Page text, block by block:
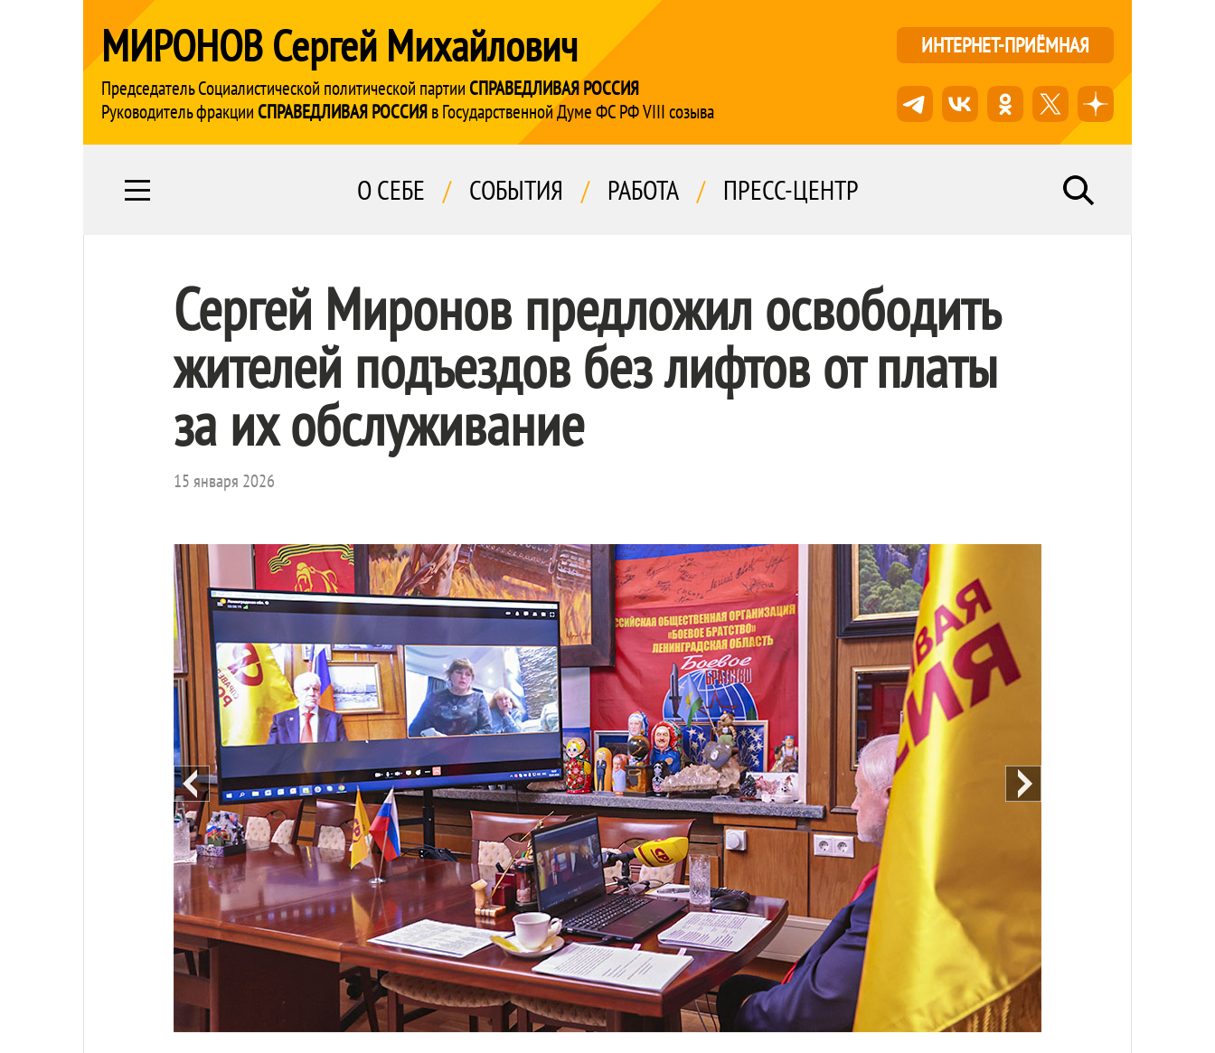
МИРОНОВ Сергей Михайлович
Председатель Социалистической политической партии СПРАВЕДЛИВАЯ РОССИЯ
Руководитель фракции СПРАВЕДЛИВАЯ РОССИЯв Государственной Думе ФС РФ VIII созыва
ИНТЕРНЕТ-ПРИЁМНАЯ
О СЕБЕ / СОБЫТИЯ / РАБОТА / ПРЕСС-ЦЕНТР
Сергей Миронов предложил освободить
жителей подъездов без лифтов от платы
за их обслуживание
15 января 2026